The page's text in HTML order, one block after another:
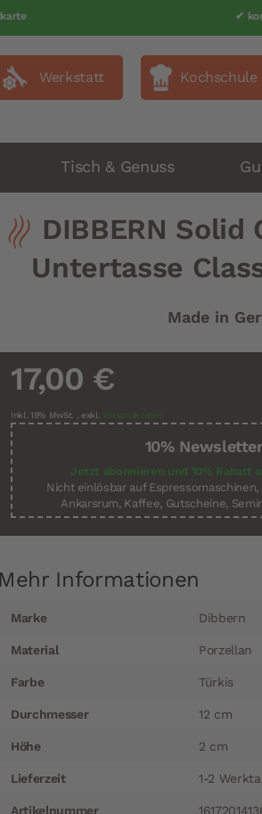
✔
Werkstatt Kochschule
Tisch & Genuss
DIBBERN Solid
Untertasse
Made in
17,00 €
Inkl. 19% MwSt. , exkl. Versandkosten
10%
Jetzt abonnieren und 10% Rabatt
Nicht einlösbar auf
Ankarsrum, Kaffee, Gutscheine,
Mehr Informationen
Informationen
Marke Dibbern
Material Porzellan
Farbe Türkis
Durchmesser 12 cm
Höhe 2 cm
Lieferzeit 1-2
Artikelnummer